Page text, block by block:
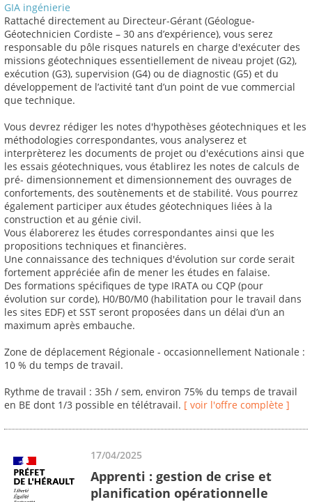
GIA ingénierie
Rattaché directement au Directeur-Gérant (Géologue-
Géotechnicien Cordiste – 30 ans d’expérience), vous serez
responsable du pôle risques naturels en charge d'exécuter des
missions géotechniques essentiellement de niveau projet (G2),
exécution (G3), supervision (G4) ou de diagnostic (G5) et du
développement de l’activité tant d’un point de vue commercial
que technique.
Vous devrez rédiger les notes d'hypothèses géotechniques et les
méthodologies correspondantes, vous analyserez et
interprèterez les documents de projet ou d'exécutions ainsi que
les essais géotechniques, vous établirez les notes de calculs de
pré- dimensionnement et dimensionnement des ouvrages de
confortements, des soutènements et de stabilité. Vous pourrez
également participer aux études géotechniques liées à la
construction et au génie civil.
Vous élaborerez les études correspondantes ainsi que les
propositions techniques et financières.
Une connaissance des techniques d'évolution sur corde serait
fortement appréciée afin de mener les études en falaise.
Des formations spécifiques de type IRATA ou CQP (pour
évolution sur corde), H0/B0/M0 (habilitation pour le travail dans
les sites EDF) et SST seront proposées dans un délai d’un an
maximum après embauche.
Zone de déplacement Régionale - occasionnellement Nationale :
10 % du temps de travail.
Rythme de travail : 35h / sem, environ 75% du temps de travail
en BE dont 1/3 possible en télétravail. [ voir l'offre complète ]
17/04/2025
Apprenti : gestion de crise et
planification opérationnelle